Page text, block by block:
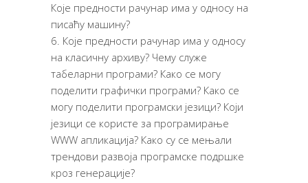
Које предности рачунар има у односу на
писаћу машину?
Које предности рачунар има у односу
на класичну архиву? Чему служе
табеларни програми? Како се могу
поделити графички програми? Како се
могу поделити програмски језици? Који
језици се користе за програмирање
WWW апликација? Како су се мењали
трендови развоја програмске подршке
кроз генерације?